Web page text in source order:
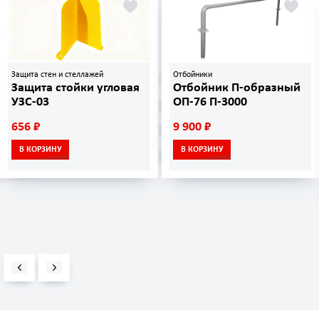
Защита стен и стеллажей
Защита стойки угловая
УЗС-03
656 ₽
В КОРЗИНУ
Отбойники
Отбойник П-образный
ОП-76 П-3000
9 900 ₽
В КОРЗИНУ